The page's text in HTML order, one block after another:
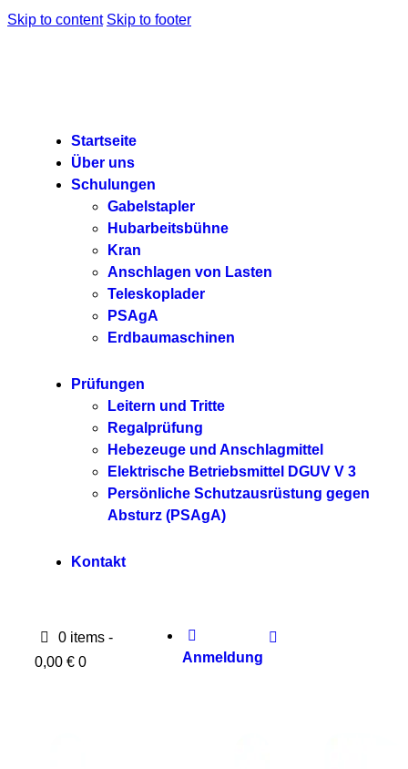
Skip to content Skip to footer
Startseite
Über uns
Schulungen
Gabelstapler
Hubarbeitsbühne
Kran
Anschlagen von Lasten
Teleskoplader
PSAgA
Erdbaumaschinen
Prüfungen
Leitern und Tritte
Regalprüfung
Hebezeuge und Anschlagmittel
Elektrische Betriebsmittel DGUV V 3
Persönliche Schutzausrüstung gegen
Absturz (PSAgA)
Kontakt
0 items -
0,00 € 0 Anmeldung